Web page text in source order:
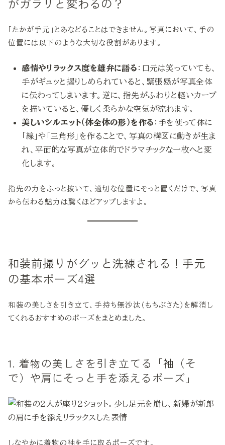
「たかが手元」とあなどることはできません。写真において、手の
位置には以下のような大切な役割があります。
感情やリラックス度を雄弁に語る ：口元は笑っていても、
手がギュッと握りしめられていると、緊張感が写真全体
に伝わってしまいます。逆に、指先がふわりと軽いカーブ
を描いていると、優しく柔らかな空気が流れます。
美しいシルエット（体全体の形）を作る ：手を使って体に
「線」や「三角形」を作ることで、写真の構図に動きが生ま
れ、平面的な写真が立体的でドラマチックな一枚へと変
化します。
指先の力をふっと抜いて、適切な位置にそっと置くだけで、写真
から伝わる魅力は驚くほどアップしますよ。
和装前撮りがグッと洗練される！手元
の基本ポーズ4選
和装の美しさを引き立て、手持ち無沙汰（もちぶさた）を解消し
てくれるおすすめのポーズをまとめました。
1. 着物の美しさを引き立てる「袖（そ
で）や肩にそっと手を添えるポーズ」
しなやかに着物の袖を手に取るポーズです。